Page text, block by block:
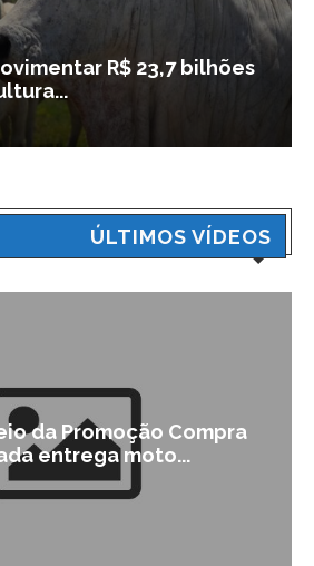
R$ 23,7 bilhões
ÚLTIMOS VÍDEOS
da Promoção Compra
entrega moto...